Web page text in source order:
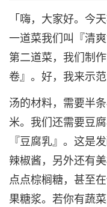
「嗨，大家好。今
一道菜我们叫『清
第二道菜，我们制
卷』。好，我来示范
汤的材料，需要半
米。我们还需要豆
『豆腐乳』。这是
辣椒酱，另外还有
点点棕榈糖，甚至
果糖浆。若你有蔬